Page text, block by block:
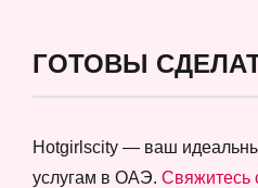
ГОТОВЫ
Hotgirlscity — ваш
услугам в ОАЭ. Свяжитесь